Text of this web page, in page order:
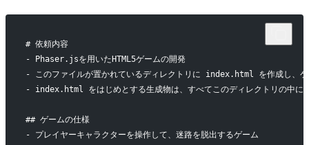
# 依頼内容
- Phaser.jsを用いたHTML5ゲームの開発
- このファイルが置かれているディレクトリに index.html を作成し、
- index.html をはじめとする生成物は、すべてこのディレクトリの中に
## ゲームの仕様
- プレイヤーキャラクターを操作して、迷路を脱出するゲーム